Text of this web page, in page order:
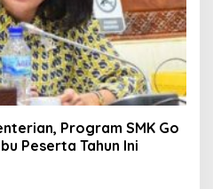
Program SMK Go
Peserta Tahun Ini